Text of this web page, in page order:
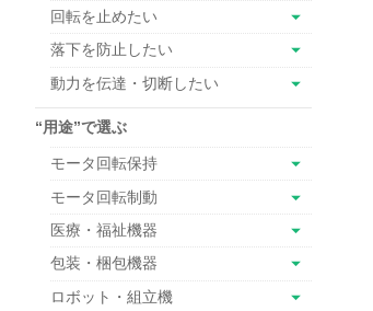
回転を止めたい
落下を防止したい
動力を伝達・切断したい
“用途”で選ぶ
モータ回転保持
モータ回転制動
医療・福祉機器
包装・梱包機器
ロボット・組立機